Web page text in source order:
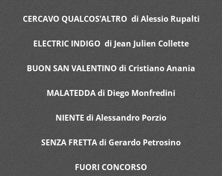
CERCAVO QUALCOS’ALTRO di Alessio Rupalti
ELECTRIC INDIGO di Jean Julien Collette
BUON SAN VALENTINO di Cristiano Anania
MALATEDDA di Diego Monfredini
NIENTE di Alessandro Porzio
SENZA FRETTA di Gerardo Petrosino
FUORI CONCORSO